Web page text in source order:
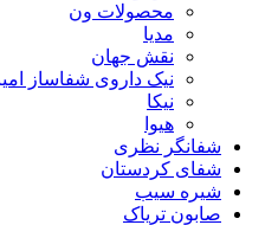
محصولات ون
مدیا
نقش جهان
نیک داروی شفاساز
نیکا
هیوا
شفانگر نظری
شفای کردستان
شیره سیب
صابون تریاک